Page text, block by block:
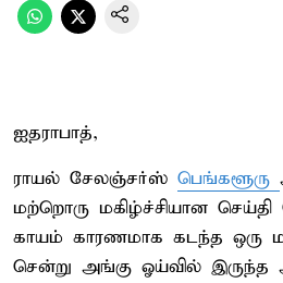
ஐதராபாத்,
ராயல் சேலஞ்சர்ஸ் பெங்களூரு
மற்றொரு மகிழ்ச்சியான செய்தி
காயம் காரணமாக கடந்த ஒரு
சென்று அங்கு ஓய்வில் இருந்த